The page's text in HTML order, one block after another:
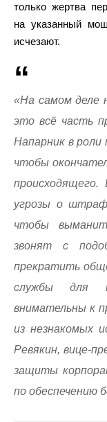
только жертва
на указанный
исчезают.
«На самом деле
это всё часть
Напарник в роли
чтобы
происходящего.
угрозы о
чтобы
звонят с
прекратить
службы для
внимательны к
из незнакомых
Ревякин, вице-
защиты
по обеспечению